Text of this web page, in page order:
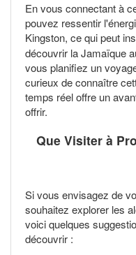
En vous connectant à
pouvez ressentir
Kingston, ce qui peut
découvrir la Jamaïque
vous planifiez un
curieux de connaître
temps réel offre un
offrir.
Que Visiter à
Si vous envisagez de
souhaitez explorer les
voici quelques
découvrir :